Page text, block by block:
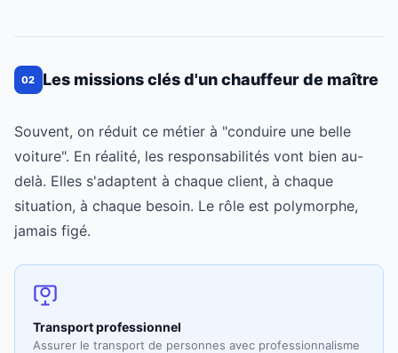
02 Les missions clés d'un chauffeur de maître
Souvent, on réduit ce métier à "conduire une belle
voiture". En réalité, les responsabilités vont bien au-
delà. Elles s'adaptent à chaque client, à chaque
situation, à chaque besoin. Le rôle est polymorphe,
jamais figé.
Transport professionnel
Assurer le transport de personnes avec professionnalisme